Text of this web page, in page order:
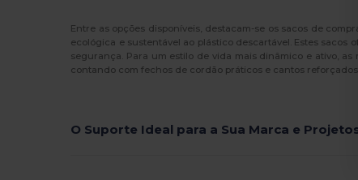
Proact (15)
Quadra (108)
Entre as opções disponíveis, destacam-se os sacos de
ecológica e sustentável ao plástico descartável. Estes
segurança. Para um estilo de vida mais dinâmico e ativo,
contando com fechos de cordão práticos e cantos reforçados
O Suporte Ideal para a Sua Marca e